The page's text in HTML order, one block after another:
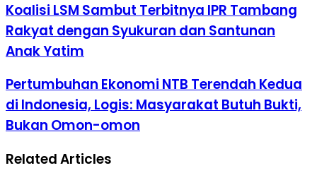
Koalisi LSM Sambut Terbitnya IPR Tambang
Rakyat dengan Syukuran dan Santunan
Anak Yatim
Pertumbuhan Ekonomi NTB Terendah Kedua
di Indonesia, Logis: Masyarakat Butuh Bukti,
Bukan Omon-omon
Related Articles